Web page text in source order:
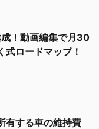
！動画編集で月30
式ロードマップ！
有する車の維持費